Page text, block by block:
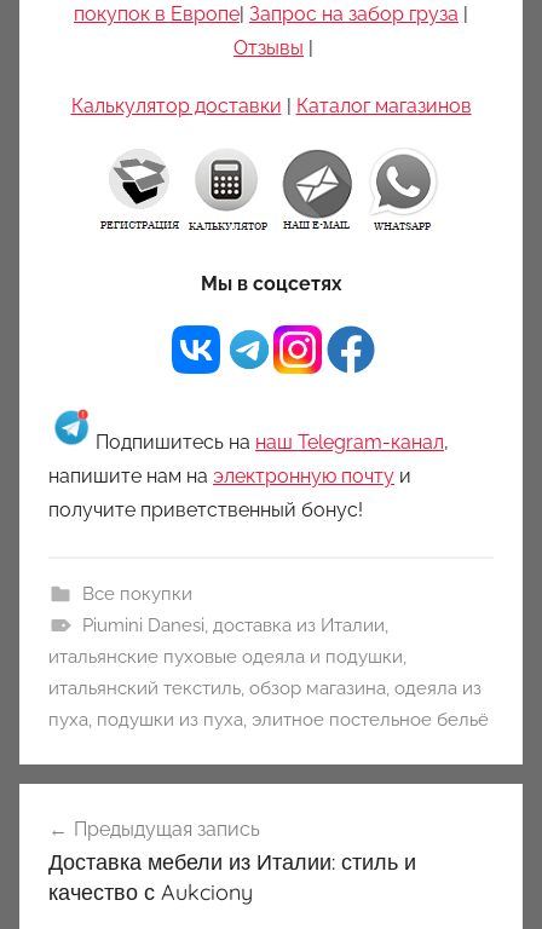
покупок в Европе Запрос на забор груза
Отзывы
Калькулятор доставки Каталог магазинов
Мы в соцсетях
Подпишитесь на наш Telegram-канал,
напишите нам на электронную почту и
получите приветственный бонус!
Все покупки
Piumini Danesi, доставка из Италии,
итальянские пуховые одеяла и подушки,
итальянский текстиль, обзор магазина, одеяла из
пуха, подушки из пуха, элитное постельное бельё
по
записям
Предыдущая запись
Доставка мебели из Италии: стиль и
качество с Aukciony